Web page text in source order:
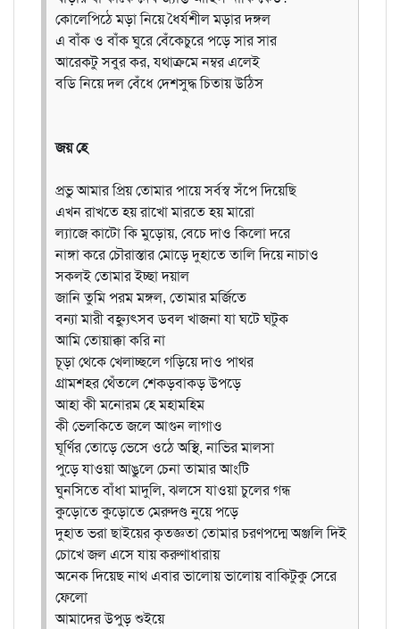
কোলেপিঠে মড়া নিয়ে ধৈর্যশীল মড়ার দঙ্গল
এ বাঁক ও বাঁক ঘুরে বেঁকেচুরে পড়ে সার সার
আরেকটু সবুর কর, যথাক্রমে নম্বর এলেই
বডি নিয়ে দল বেঁধে দেশসুদ্ধ চিতায় উঠিস
জয় হে
প্রভু আমার প্রিয় তোমার পায়ে সর্বস্ব সঁপে দিয়েছি
এখন রাখতে হয় রাখো মারতে হয় মারো
ল্যাজে কাটো কি মুড়োয়, বেচে দাও কিলো দরে
নাঙ্গা করে চৌরাস্তার মোড়ে দুহাতে তালি দিয়ে নাচাও
সকলই তোমার ইচ্ছা দয়াল
জানি তুমি পরম মঙ্গল, তোমার মর্জিতে
বন্যা মারী বহ্ন্যুৎসব ডবল খাজনা যা ঘটে ঘটুক
আমি তোয়াক্কা করি না
চূড়া থেকে খেলাচ্ছলে গড়িয়ে দাও পাথর
গ্রামশহর থেঁতলে শেকড়বাকড় উপড়ে
আহা কী মনোরম হে মহামহিম
কী ভেলকিতে জলে আগুন লাগাও
ঘূর্ণির তোড়ে ভেসে ওঠে অস্থি, নাভির মালসা
পুড়ে যাওয়া আঙুলে চেনা তামার আংটি
ঘুনসিতে বাঁধা মাদুলি, ঝলসে যাওয়া চুলের গন্ধ
কুড়োতে কুড়োতে মেরুদণ্ড নুয়ে পড়ে
দুহাত ভরা ছাইয়ের কৃতজ্ঞতা তোমার চরণপদ্মে অঞ্জলি দিই
চোখে জল এসে যায় করুণাধারায়
অনেক দিয়েছ নাথ এবার ভালোয় ভালোয় বাকিটুকু সেরে
ফেলো
আমাদের উপুড় শুইয়ে